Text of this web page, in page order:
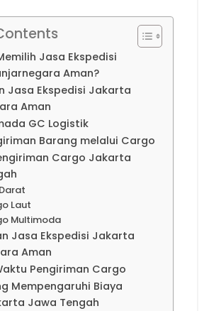
Jasa Ekspedisi
Aman?
Jasa Ekspedisi Jakarta
Aman
GC Logistik
Barang melalui Cargo
Cargo Jakarta
Laut
Multimoda
Jasa Ekspedisi Jakarta
Aman
Pengiriman Cargo
Mempengaruhi Biaya
Jawa Tengah